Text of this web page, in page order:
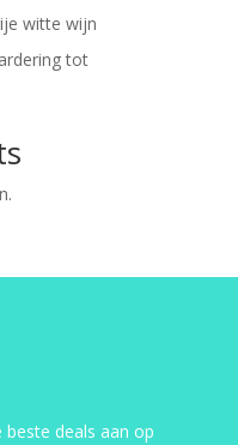
witte wijn
tot
beste deals aan op